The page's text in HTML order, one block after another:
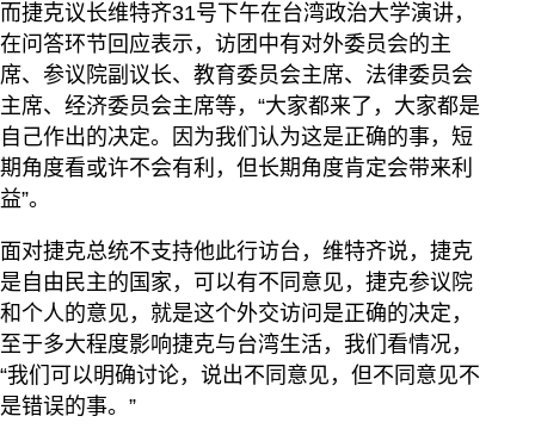
而捷克议长维特齐31号下午在台湾政治大学演讲，
在问答环节回应表示，访团中有对外委员会的主
席、参议院副议长、教育委员会主席、法律委员会
主席、经济委员会主席等，“大家都来了，大家都是
自己作出的决定。因为我们认为这是正确的事，短
期角度看或许不会有利，但长期角度肯定会带来利
益”。
面对捷克总统不支持他此行访台，维特齐说，捷克
是自由民主的国家，可以有不同意见，捷克参议院
和个人的意见，就是这个外交访问是正确的决定，
至于多大程度影响捷克与台湾生活，我们看情况，
“我们可以明确讨论，说出不同意见，但不同意见不
是错误的事。”